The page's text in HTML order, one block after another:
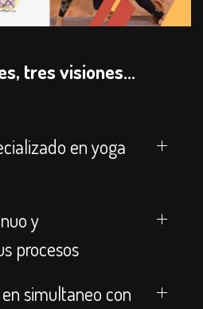
tres visiones...
en yoga
y
procesos
simultaneo con